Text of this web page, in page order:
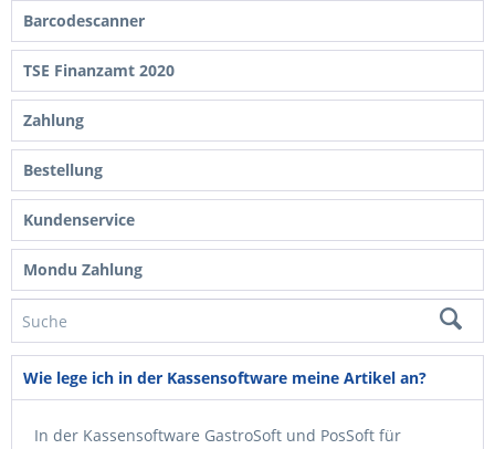
Barcodescanner
TSE Finanzamt 2020
Zahlung
Bestellung
Kundenservice
Mondu Zahlung
Wie lege ich in der Kassensoftware meine Artikel an?
In der Kassensoftware GastroSoft und PosSoft für